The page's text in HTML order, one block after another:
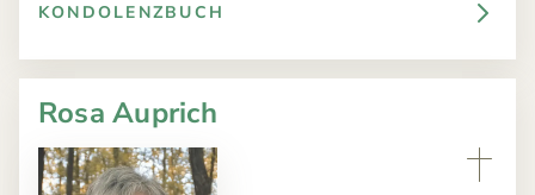
KONDOLENZBUCH
Rosa Auprich